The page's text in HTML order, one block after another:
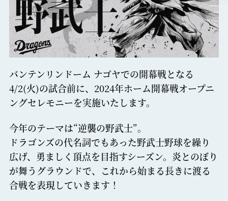
バンテンリンドーム ナゴヤでの開幕戦となる
4/2(火)の試合前に、2024年ホーム開幕戦オープニ
ングセレモニーを実施いたします。
今年のテーマは“逆襲の野武士”。
ドラゴンズの代名詞でもあった野武士野球を繰り
広げ、勇ましく頂点を目指すシーズン。 炎とのぼり
が舞うグラウンドで、これから始まる長きに渡る
合戦を表現していきます！